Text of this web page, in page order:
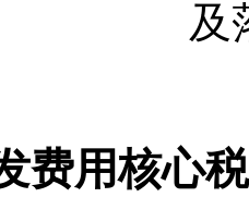
用核心税